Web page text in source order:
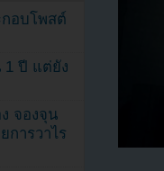
อบโพสต์
1 ปี แต่ยัง
จองจุน
การวาไร